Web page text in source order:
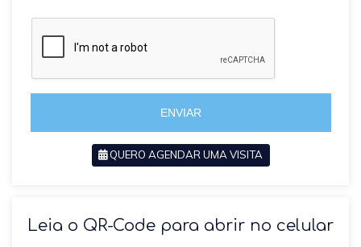
i
5
5
ENVIAR
QUERO AGENDAR UMA VISITA
Leia o QR-Code para abrir no celular